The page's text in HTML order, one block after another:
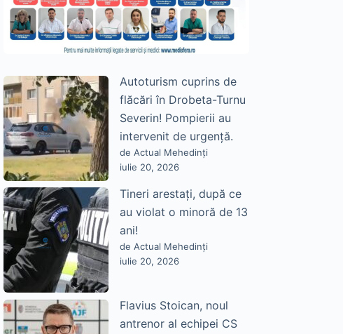
Autoturism cuprins de
flăcări în Drobeta-Turnu
Severin! Pompierii au
intervenit de urgență.
de Actual Mehedinți
iulie 20, 2026
Tineri arestați, după ce
au violat o minoră de 13
ani!
de Actual Mehedinți
iulie 20, 2026
Flavius Stoican, noul
antrenor al echipei CS